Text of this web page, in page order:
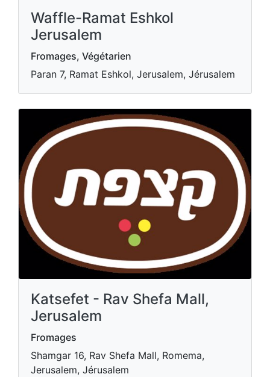
Waffle-Ramat Eshkol
Jerusalem
Fromages, Végétarien
Paran 7, Ramat Eshkol, Jerusalem, Jérusalem
Katsefet - Rav Shefa Mall,
Jerusalem
Fromages
Shamgar 16, Rav Shefa Mall, Romema,
Jerusalem, Jérusalem